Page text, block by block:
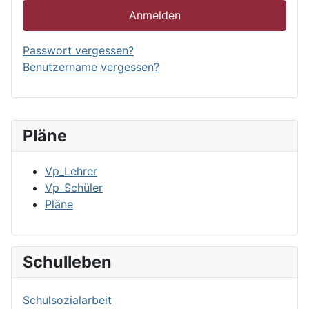
Pläne
Vp_Lehrer
Vp_Schüler
Pläne
Schulleben
Schulsozialarbeit
Anmelden
Passwort vergessen?
Benutzername vergessen?